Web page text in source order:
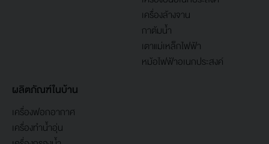
เครื่องล้างจาน
กาต้มน้ำ
เตาแม่เหล็กไฟฟ้า
หม้อไฟฟ้าอเนกประสงค์
ผลิตภัณฑ์ในบ้าน
เครื่องฟอกอากาศ
เครื่องทำน้ำอุ่น